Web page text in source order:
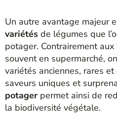
Un autre avantage majeur
variétés de légumes que
potager. Contrairement
souvent en supermarché,
variétés anciennes, rares
saveurs uniques et
potager permet ainsi de
la biodiversité végétale.